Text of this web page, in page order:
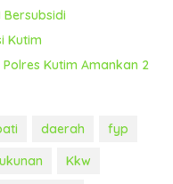
Bersubsidi
Kutim
Kutim Amankan 2
daerah
fyp
Kkw